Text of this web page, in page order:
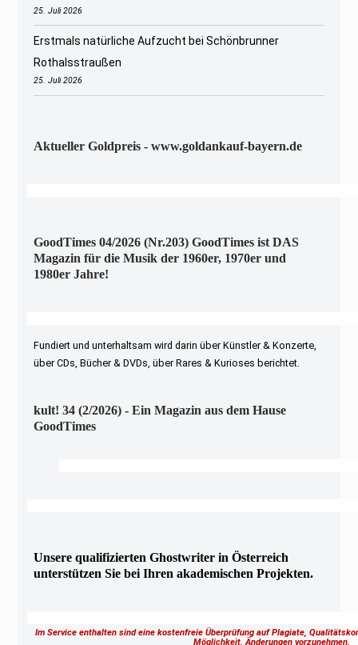
25. Juli 2026
Erstmals natürliche Aufzucht bei Schönbrunner
Rothalsstraußen
25. Juli 2026
Aktueller Goldpreis - www.goldankauf-bayern.de
GoodTimes 04/2026 (Nr.203) GoodTimes ist DAS
Magazin für die Musik der 1960er, 1970er und
1980er Jahre!
Fundiert und unterhaltsam wird darin über Künstler & Konzerte,
über CDs, Bücher & DVDs, über Rares & Kurioses berichtet.
kult! 34 (2/2026) - Ein Magazin aus dem Hause
GoodTimes
Unsere qualifizierten Ghostwriter in Österreich
unterstützen Sie bei Ihren akademischen Projekten.
Im Service enthalten sind eine kostenfreie Überprüfung auf Plagiate,
Möglichkeit, Änderungen vorzunehmen.